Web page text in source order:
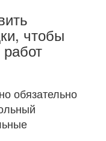
чтобы
обязательно